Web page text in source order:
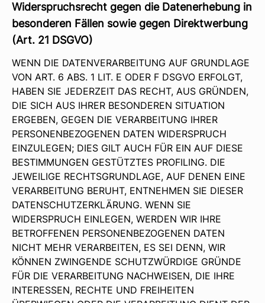
Widerspruchsrecht gegen die Datenerhebung in
besonderen Fällen sowie gegen Direktwerbung
(Art. 21 DSGVO)
WENN DIE DATENVERARBEITUNG AUF GRUNDLAGE
VON ART. 6 ABS. 1 LIT. E ODER F DSGVO ERFOLGT,
HABEN SIE JEDERZEIT DAS RECHT, AUS GRÜNDEN,
DIE SICH AUS IHRER BESONDEREN SITUATION
ERGEBEN, GEGEN DIE VERARBEITUNG IHRER
PERSONENBEZOGENEN DATEN WIDERSPRUCH
EINZULEGEN; DIES GILT AUCH FÜR EIN AUF DIESE
BESTIMMUNGEN GESTÜTZTES PROFILING. DIE
JEWEILIGE RECHTSGRUNDLAGE, AUF DENEN EINE
VERARBEITUNG BERUHT, ENTNEHMEN SIE DIESER
DATENSCHUTZERKLÄRUNG. WENN SIE
WIDERSPRUCH EINLEGEN, WERDEN WIR IHRE
BETROFFENEN PERSONENBEZOGENEN DATEN
NICHT MEHR VERARBEITEN, ES SEI DENN, WIR
KÖNNEN ZWINGENDE SCHUTZWÜRDIGE GRÜNDE
FÜR DIE VERARBEITUNG NACHWEISEN, DIE IHRE
INTERESSEN, RECHTE UND FREIHEITEN